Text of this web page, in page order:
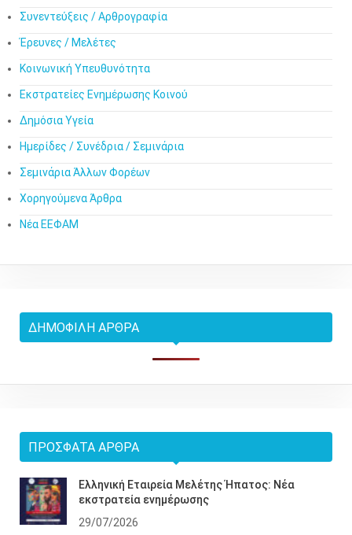
Συνεντεύξεις / Αρθρογραφία
Έρευνες / Μελέτες
Κοινωνική Υπευθυνότητα
Εκστρατείες Ενημέρωσης Κοινού
Δημόσια Υγεία
Ημερίδες / Συνέδρια / Σεμινάρια
Σεμινάρια Άλλων Φορέων
Χορηγούμενα Άρθρα
Νέα ΕΕΦΑΜ
ΔΗΜΟΦΙΛΉ ΆΡΘΡΑ
ΠΡΌΣΦΑΤΑ ΆΡΘΡΑ
Ελληνική Εταιρεία Μελέτης Ήπατος: Νέα
εκστρατεία ενημέρωσης
29/07/2026